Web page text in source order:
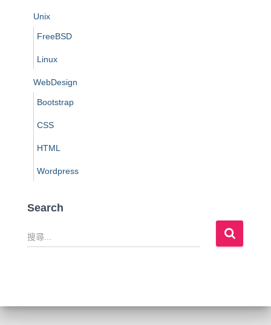
Unix
FreeBSD
Linux
WebDesign
Bootstrap
CSS
HTML
Wordpress
Search
搜
尋